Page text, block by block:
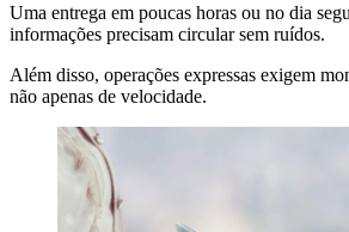
Uma entrega em poucas horas ou no dia
informações precisam circular sem ruídos.
Além disso, operações expressas exigem
não apenas de velocidade.